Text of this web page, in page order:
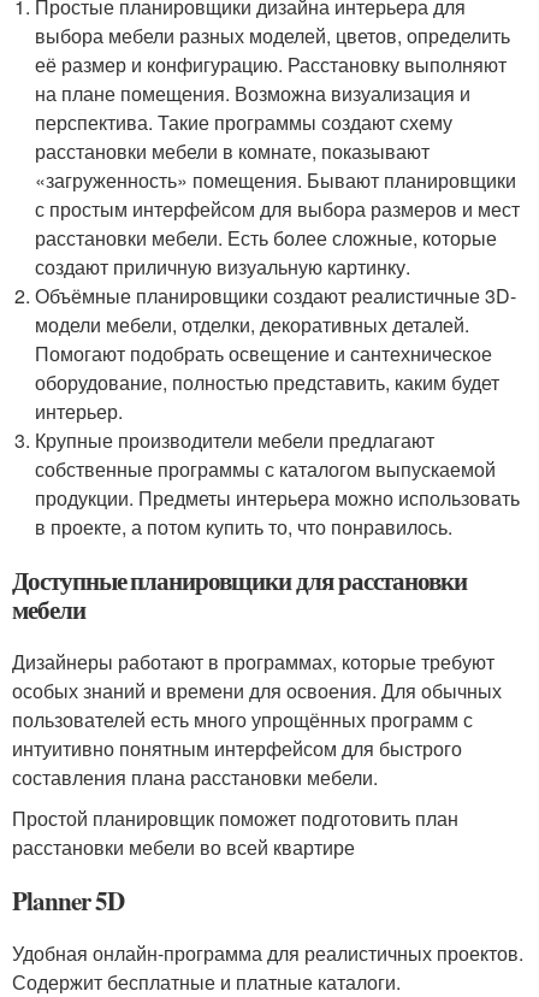
Простые планировщики дизайна интерьера для
выбора мебели разных моделей, цветов, определить
её размер и конфигурацию. Расстановку выполняют
на плане помещения. Возможна визуализация и
перспектива. Такие программы создают схему
расстановки мебели в комнате, показывают
«загруженность» помещения. Бывают планировщики
с простым интерфейсом для выбора размеров и мест
расстановки мебели. Есть более сложные, которые
создают приличную визуальную картинку.
Объёмные планировщики создают реалистичные 3D-
модели мебели, отделки, декоративных деталей.
Помогают подобрать освещение и сантехническое
оборудование, полностью представить, каким будет
интерьер.
Крупные производители мебели предлагают
собственные программы с каталогом выпускаемой
продукции. Предметы интерьера можно использовать
в проекте, а потом купить то, что понравилось.
Доступные планировщики для расстановки
мебели
Дизайнеры работают в программах, которые требуют
особых знаний и времени для освоения. Для обычных
пользователей есть много упрощённых программ с
интуитивно понятным интерфейсом для быстрого
составления плана расстановки мебели.
Простой планировщик поможет подготовить план
расстановки мебели во всей квартире
Planner 5D
Удобная онлайн-программа для реалистичных проектов.
Содержит бесплатные и платные каталоги.